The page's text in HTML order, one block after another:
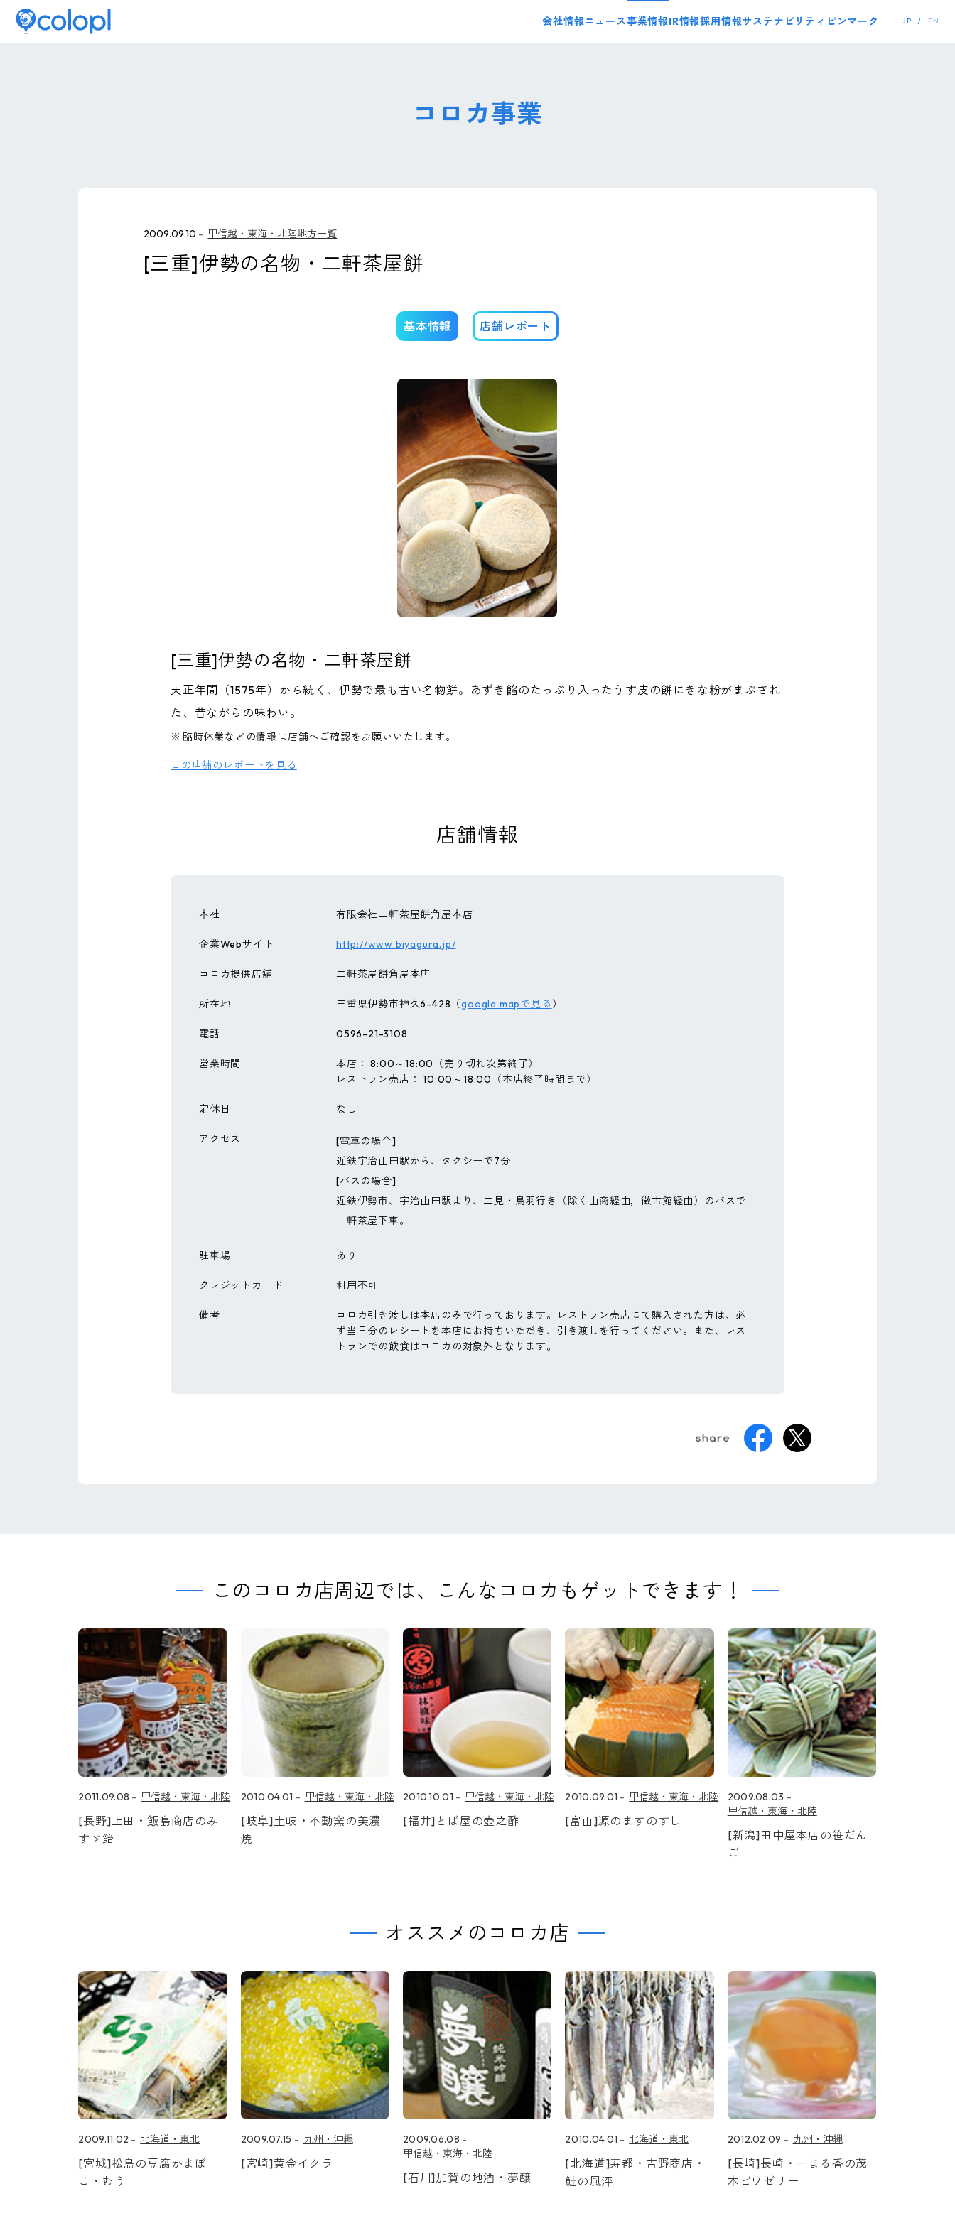
会社情報ニュース事業情報IR情報採用情報サステナビリティ ピンマーク JP EN
コロカ事業
2009.09.10 甲信越・東海・北陸地方一覧
[三重]伊勢の名物・二軒茶屋餅
基本情報 店舗レポート
[三重]伊勢の名物・二軒茶屋餅
天正年間（1575年）から続く、伊勢で最も古い名物餅。あずき餡のたっぷり入ったうす皮の餅にきな粉がまぶされ
た、昔ながらの味わい。
※ 臨時休業などの情報は店舗へご確認をお願いいたします。
この店舗のレポートを見る
店舗情報
本社 有限会社二軒茶屋餅角屋本店
企業Webサイト http://www.biyagura.jp/
コロカ提供店舗 二軒茶屋餅角屋本店
所在地 三重県伊勢市神久6-428（google mapで見る ）
電話 0596-21-3108
営業時間
本店： 8:00～18:00（売り切れ次第終了）
レストラン売店： 10:00～18:00（本店終了時間まで）
定休日 なし
アクセス
[電車の場合]
近鉄宇治山田駅から、タクシーで7分
[バスの場合]
近鉄伊勢市、宇治山田駅より、二見・鳥羽行き（除く山商経由，徴古館経由）のバスで
二軒茶屋下車。
駐車場 あり
クレジットカード 利用不可
備考
コロカ引き渡しは本店のみで行っております。レストラン売店にて購入された方は、必
ず当日分のレシートを本店にお持ちいただき、引き渡しを行ってください。また、レス
トランでの飲食はコロカの対象外となります。
このコロカ店周辺では、 こんなコロカもゲットできます！
2011.09.08 甲信越・東海・北陸
[長野]上田・飯島商店のみ
すゞ飴
2010.04.01 甲信越・東海・北陸
[岐阜]土岐・不動窯の美濃
焼
2010.10.01 甲信越・東海・北陸
[福井]とば屋の壺之酢
2010.09.01 甲信越・東海・北陸
[富山]源のますのすし
2009.08.03
甲信越・東海・北陸
[新潟]田中屋本店の笹だん
ご
オススメのコロカ店
2009.11.02 北海道・東北
[宮城]松島の豆腐かまぼ
こ・むう
2009.07.15 九州・沖縄
[宮崎]黄金イクラ
2009.06.08
甲信越・東海・北陸
[石川]加賀の地酒・夢醸
2010.04.01 北海道・東北
[北海道]寿都・吉野商店・
鮭の風泙
2012.02.09 九州・沖縄
[長崎]長崎・一まる香の茂
木ビワゼリー